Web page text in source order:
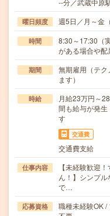
--分／武蔵中原
曜日頻度 週5日／月～金
時間
8:30～17:30（
がある場合や
期間
無期雇用（テク
ます）
時給
月給23万円～
間も給与が発
す
交通費
交通費支給
仕事内容
【未経験歓迎
ん！】シンプ
で…
応募資格
職種未経験OK /